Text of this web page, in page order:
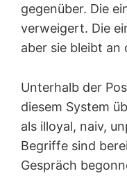
gegenüber. Die
verweigert. Die
aber sie bleibt an
Unterhalb der
diesem System
als illoyal, naiv,
Begriffe sind
Gespräch